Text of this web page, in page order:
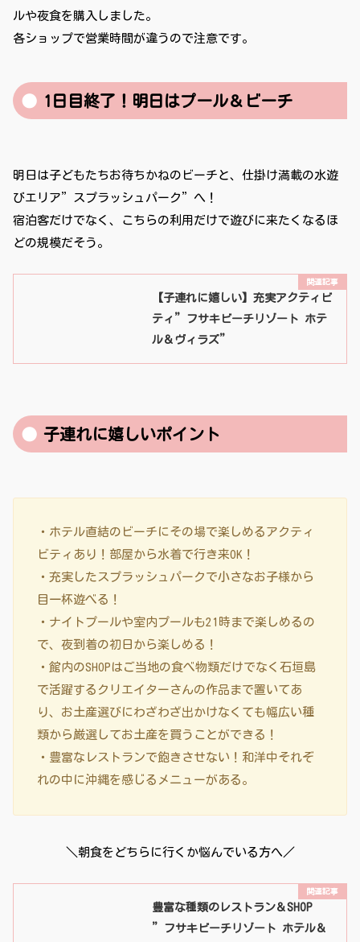
ルや夜食を購入しました。
各ショップで営業時間が違うので注意です。
1日目終了！明日はプール＆ビーチ
明日は子どもたちお待ちかねのビーチと、仕掛け満載の水遊
びエリア”スプラッシュパーク”へ！
宿泊客だけでなく、こちらの利用だけで遊びに来たくなるほ
どの規模だそう。
【子連れに嬉しい】充実アクティビ
ティ”フサキビーチリゾート ホテ
ル＆ヴィラズ”
子連れに嬉しいポイント
・ホテル直結のビーチにその場で楽しめるアクティ
ビティあり！部屋から水着で行き来OK！
・充実したスプラッシュパークで小さなお子様から
目一杯遊べる！
・ナイトプールや室内プールも21時まで楽しめるの
で、夜到着の初日から楽しめる！
・館内のSHOPはご当地の食べ物類だけでなく石垣島
で活躍するクリエイターさんの作品まで置いてあ
り、お土産選びにわざわざ出かけなくても幅広い種
類から厳選してお土産を買うことができる！
・豊富なレストランで飽きさせない！和洋中それぞ
れの中に沖縄を感じるメニューがある。
＼朝食をどちらに行くか悩んでいる方へ／
豊富な種類のレストラン＆SHOP
”フサキビーチリゾート ホテル＆